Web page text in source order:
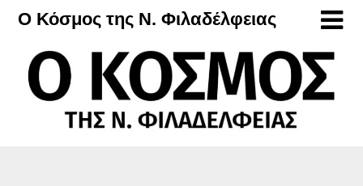
Μετάβαση
περιεχόμενο
Ο Κόσμος της Ν. Φιλαδέλφειας